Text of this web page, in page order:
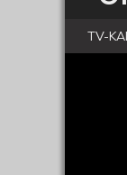
TV-